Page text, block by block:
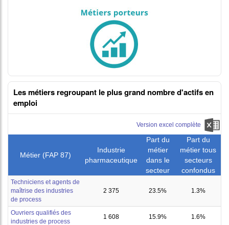
Les métiers regroupant le plus grand nombre d'actifs en
emploi